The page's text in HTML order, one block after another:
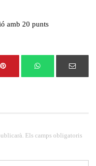
amb 20 punts
Els camps obligatoris